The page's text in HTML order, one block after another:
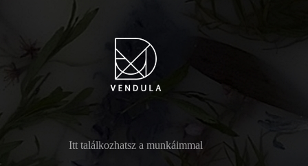
Itt találkozhatsz a munkáimmal